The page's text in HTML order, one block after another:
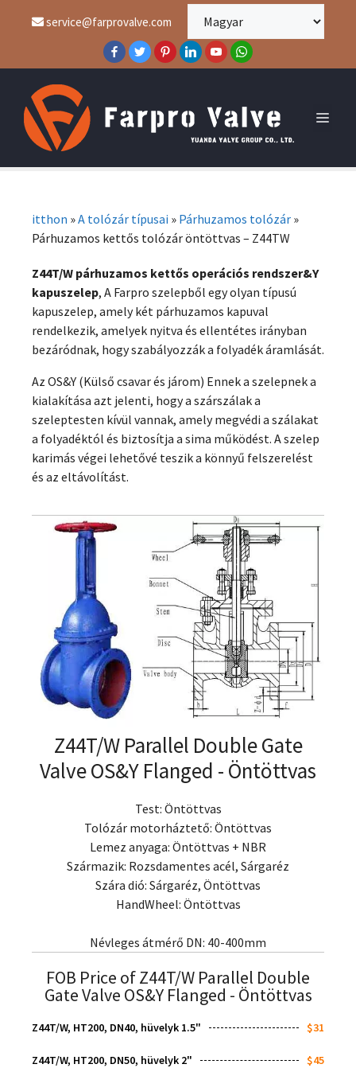
service@farprovalve.com
itthon »A tolózár típusai » Párhuzamos tolózár »
Párhuzamos kettős tolózár öntöttvas – Z44TW
Z44T/W párhuzamos kettős operációs rendszer&Y
kapuszelep, A Farpro szelepből egy olyan típusú
kapuszelep, amely két párhuzamos kapuval
rendelkezik, amelyek nyitva és ellentétes irányban
bezáródnak, hogy szabályozzák a folyadék áramlását.
Az OS&Y (Külső csavar és járom) Ennek a szelepnek a
kialakítása azt jelenti, hogy a szárszálak a
szeleptesten kívül vannak, amely megvédi a szálakat
a folyadéktól és biztosítja a sima működést. A szelep
karimás végei lehetővé teszik a könnyű felszerelést
és az eltávolítást.
Z44T/W Parallel Double Gate
Valve OS&Y Flanged - Öntöttvas
Test: Öntöttvas
Tolózár motorháztető: Öntöttvas
Lemez anyaga: Öntöttvas + NBR
Származik: Rozsdamentes acél, Sárgaréz
Szára dió: Sárgaréz, Öntöttvas
HandWheel: Öntöttvas
Névleges átmérő DN: 40-400mm
FOB Price of Z44T/W Parallel Double
Gate Valve OS&Y Flanged - Öntöttvas
Z44T/W, HT200, DN40, hüvelyk 1.5" $31
Z44T/W, HT200, DN50, hüvelyk 2" $45